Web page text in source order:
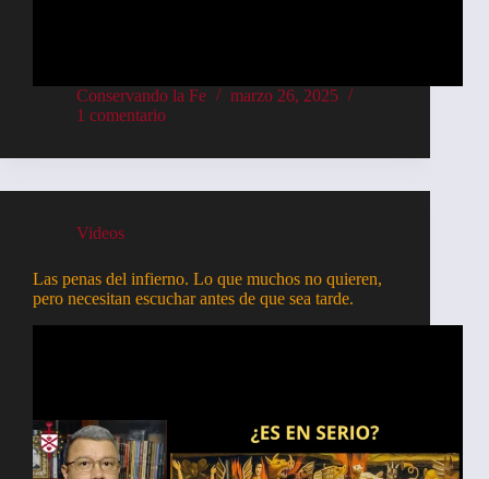
Conservando la Fe
marzo 26, 2025
1 comentario
Videos
Las penas del infierno. Lo que muchos no quieren,
pero necesitan escuchar antes de que sea tarde.